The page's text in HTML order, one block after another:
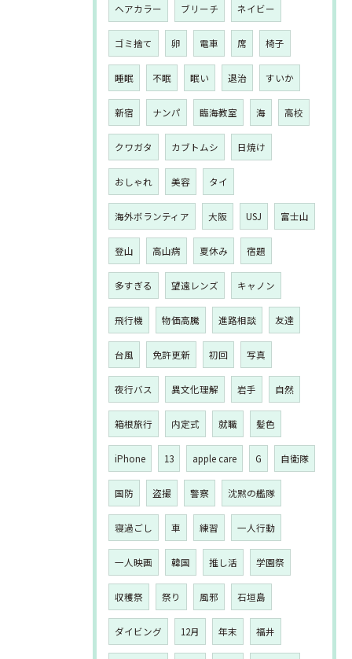
ヘアカラー ブリーチ ネイビー
ゴミ捨て 卵 電車 席 椅子
睡眠 不眠 眠い 退治 すいか
新宿 ナンパ 臨海教室 海 高校
クワガタ カブトムシ 日焼け
おしゃれ 美容 タイ
海外ボランティア 大阪 USJ 富士山
登山 高山病 夏休み 宿題
多すぎる 望遠レンズ キャノン
飛行機 物価高騰 進路相談 友達
台風 免許更新 初回 写真
夜行バス 異文化理解 岩手 自然
箱根旅行 内定式 就職 髪色
iPhone 13 apple care G 自衛隊
国防 盗撮 警察 沈黙の艦隊
寝過ごし 車 練習 一人行動
一人映画 韓国 推し活 学園祭
収穫祭 祭り 風邪 石垣島
ダイビング 12月 年末 福井